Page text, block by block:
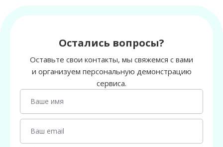
Остались вопросы?
Оставьте свои контакты, мы свяжемся с вами
и организуем персональную демонстрацию
сервиса.